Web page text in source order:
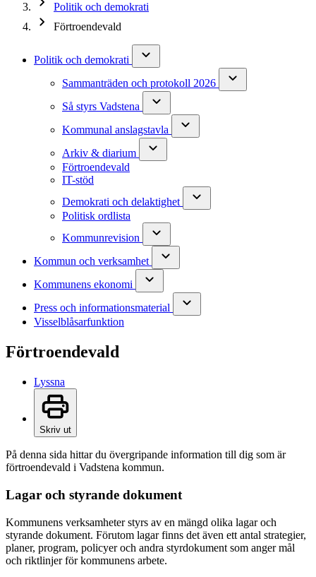
Politik och demokrati
Förtroendevald
Politik och demokrati
Sammanträden och protokoll 2026
Så styrs Vadstena
Kommunal anslagstavla
Arkiv & diarium
Förtroendevald
IT-stöd
Demokrati och delaktighet
Politisk ordlista
Kommunrevision
Kommun och verksamhet
Kommunens ekonomi
Press och informationsmaterial
Visselblåsarfunktion
Förtroendevald
Lyssna
Skriv ut
På denna sida hittar du övergripande information till dig som är
förtroendevald i Vadstena kommun.
Lagar och styrande dokument
Kommunens verksamheter styrs av en mängd olika lagar och
styrande dokument. Förutom lagar finns det även ett antal strategier,
planer, program, policyer och andra styrdokument som anger mål
och riktlinjer för kommunens arbete.